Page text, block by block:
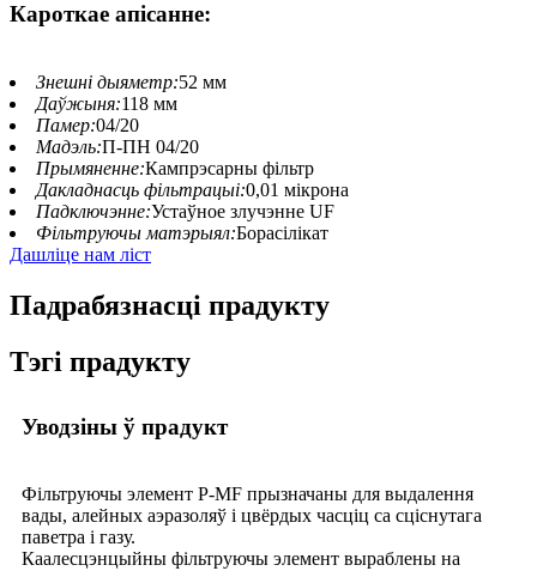
Кароткае апісанне:
Знешні дыяметр:52 мм
Даўжыня:118 мм
Памер:04/20
Мадэль:П-ПН 04/20
Прымяненне:Кампрэсарны фільтр
Дакладнасць фільтрацыі:0,01 мікрона
Падключэнне:Устаўное злучэнне UF
Фільтруючы матэрыял:Борасілікат
Дашліце нам ліст
Падрабязнасці прадукту
Тэгі прадукту
Уводзіны ў прадукт
Фільтруючы элемент P-MF прызначаны для выдалення
вады, алейных аэразоляў і цвёрдых часціц са сціснутага
паветра і газу.
Каалесцэнцыйны фільтруючы элемент выраблены на